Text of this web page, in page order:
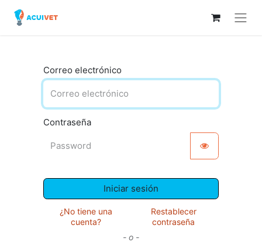
Correo electrónico
Contraseña
Iniciar sesión
¿No tiene una
cuenta?
Restablecer
contraseña
- o -